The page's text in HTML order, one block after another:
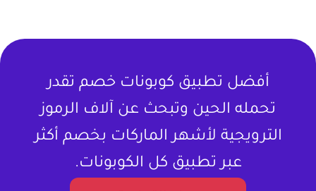
أفضل تطبيق كوبونات خصم تقدر
تحمله الحين وتبحث عن آلاف الرموز
الترويجية لأشهر الماركات بخصم أكثر
عبر تطبيق كل الكوبونات.